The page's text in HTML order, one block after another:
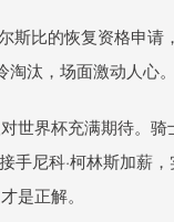
斯比的恢复资格申
汰，场面激动人心。
世界杯充满期待。
尼科·柯林斯加薪
是正解。